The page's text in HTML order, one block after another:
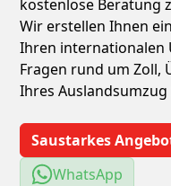
kostenlose Beratung
Wir erstellen Ihnen
Ihren internationalen
Fragen rund um Zoll,
Ihres Auslandsumzug
Saustarkes
WhatsApp